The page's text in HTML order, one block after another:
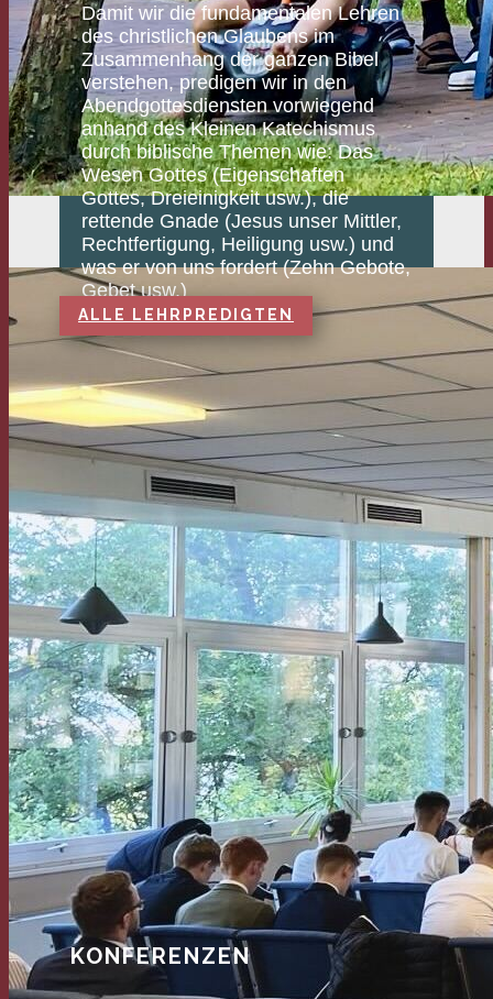
Damit wir die fundamentalen Lehren
des christlichen Glaubens im
Zusammenhang der ganzen Bibel
verstehen, predigen wir in den
Abendgottesdiensten vorwiegend
anhand des Kleinen Katechismus
durch biblische Themen wie: Das
Wesen Gottes (Eigenschaften
Gottes, Dreieinigkeit usw.), die
rettende Gnade (Jesus unser Mittler,
Rechtfertigung, Heiligung usw.) und
was er von uns fordert (Zehn Gebote,
Gebet usw.)
ALLE LEHRPREDIGTEN
KONFERENZEN